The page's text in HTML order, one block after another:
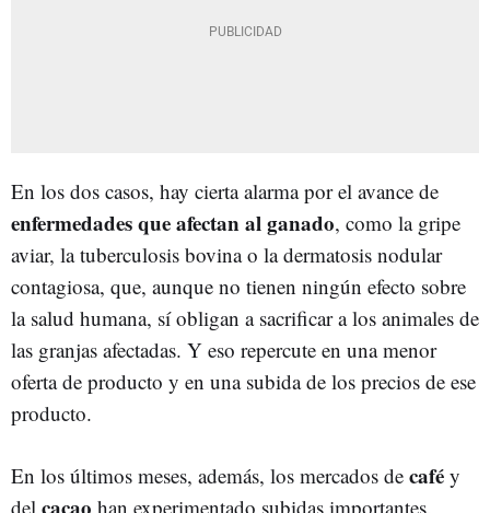
En los dos casos, hay cierta alarma por el avance de
enfermedades que afectan al ganado, como la gripe
aviar, la tuberculosis bovina o la dermatosis nodular
contagiosa, que, aunque no tienen ningún efecto sobre
la salud humana, sí obligan a sacrificar a los animales de
las granjas afectadas. Y eso repercute en una menor
oferta de producto y en una subida de los precios de ese
producto.
En los últimos meses, además, los mercados de café y
del cacao han experimentado subidas importantes,